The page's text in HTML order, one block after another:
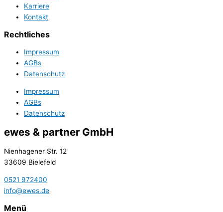
Karriere
Kontakt
Rechtliches
Impressum
AGBs
Datenschutz
Impressum
AGBs
Datenschutz
ewes & partner GmbH
Nienhagener Str. 12
33609 Bielefeld
0521 972400
info@ewes.de
Menü